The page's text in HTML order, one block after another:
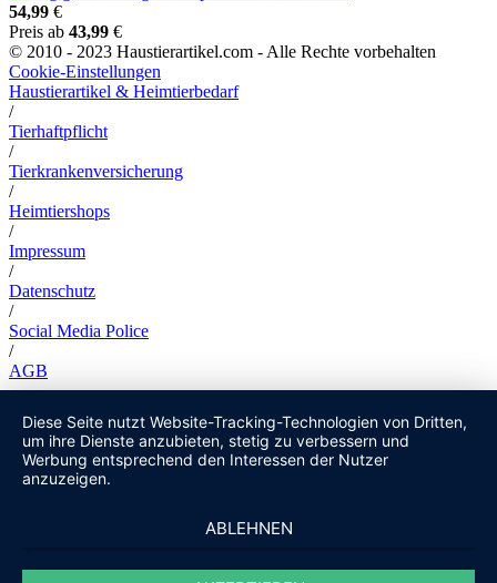
54,99 €
Preis ab 43,99 €
© 2010 - 2023 Haustierartikel.com - Alle Rechte vorbehalten
Cookie-Einstellungen
Haustierartikel & Heimtierbedarf
/
Tierhaftpflicht
/
Tierkrankenversicherung
/
Heimtiershops
/
Impressum
/
Datenschutz
/
Social Media Police
/
AGB
Diese Seite nutzt Website-Tracking-Technologien von Dritten,
um ihre Dienste anzubieten, stetig zu verbessern und
Werbung entsprechend den Interessen der Nutzer
anzuzeigen.
ABLEHNEN